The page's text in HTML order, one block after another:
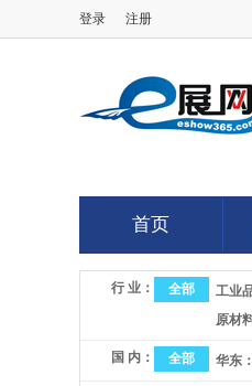
登录 注册
首页
首页
行 业： 全部 工业
原材
国 内： 全部 华东：